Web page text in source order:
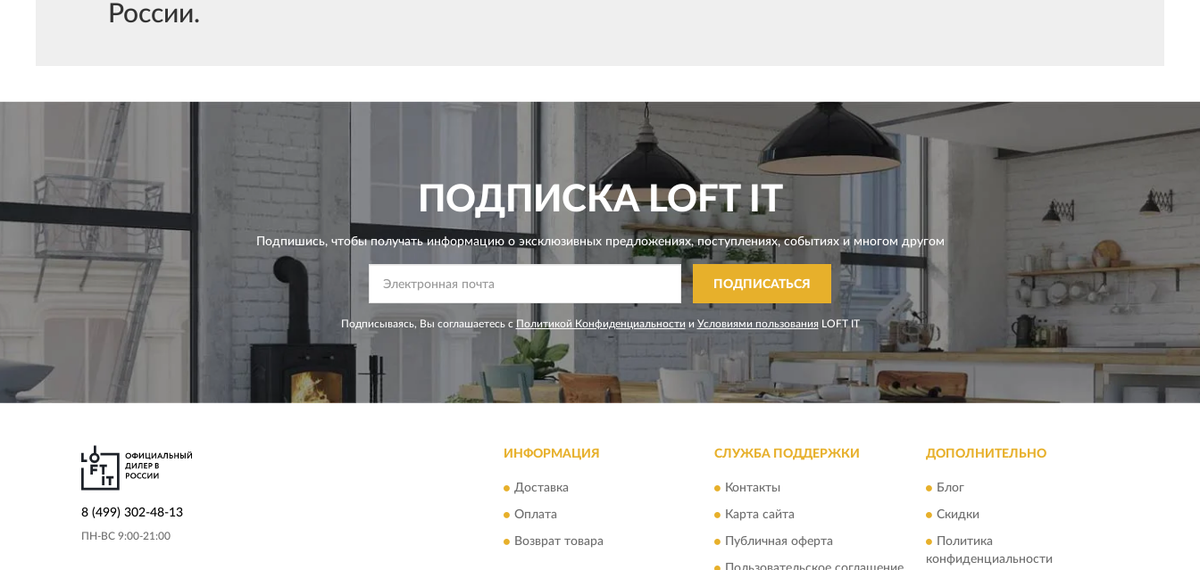
России.
ПОДПИСКАLOFT IT
Подпишись, чтобы получать информацию о эксклюзивных предложениях,поступлениях, событиях и многом другом
ПОДПИСАТЬСЯ
Подписываясь, Вы соглашаетесь с Политикой Конфиденциальности и Условиями пользования LOFT IT
8 (499) 302-48-13
ПН-ВС 9:00-21:00
ИНФОРМАЦИЯ
Доставка
Оплата
Возврат товара
СЛУЖБА ПОДДЕРЖКИ
Контакты
Карта сайта
Публичная оферта
ДОПОЛНИТЕЛЬНО
Блог
Скидки
Политика
конфиденциальности